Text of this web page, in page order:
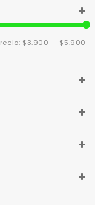
$3.900 — $5.900